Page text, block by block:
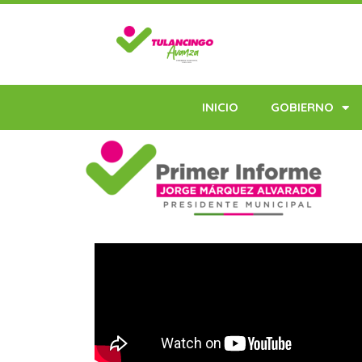
INICIO GOBIERNO